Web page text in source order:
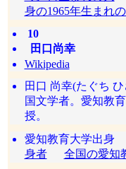
身の1965年生まれの
10
田口尚幸
Wikipedia
田口 尚幸(たぐち
国文学者。愛知教
授。
愛知教育大学出身
身者
全国の愛知